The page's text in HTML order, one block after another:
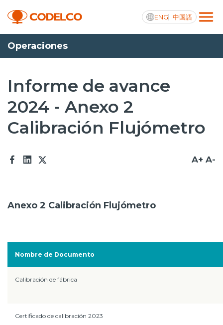
ENG 中国語
Transparencia activa
Nosotros
Operaciones
Trabaja en Codelco
Transparencia activa
Proveedores
Operaciones
Informe de avance
2024 - Anexo 2
Calibración Flujómetro
A+ A-
Anexo 2 Calibración Flujómetro
Nombre de Documento
Calibración de fábrica
Certificado de calibración 2023